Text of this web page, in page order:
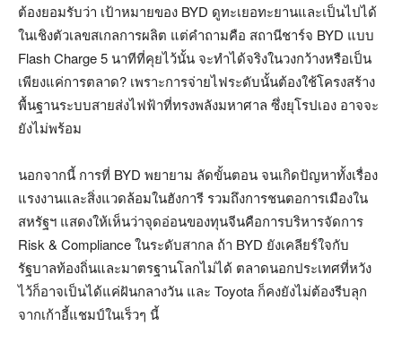
ต้องยอมรับว่า เป้าหมายของ BYD ดูทะเยอทะยานและเป็นไปได้
ในเชิงตัวเลขสเกลการผลิต แต่คำถามคือ สถานีชาร์จ BYD แบบ
Flash Charge 5 นาทีที่คุยไว้นั้น จะทำได้จริงในวงกว้างหรือเป็น
เพียงแค่การตลาด? เพราะการจ่ายไฟระดับนั้นต้องใช้โครงสร้าง
พื้นฐานระบบสายส่งไฟฟ้าที่ทรงพลังมหาศาล ซึ่งยุโรปเอง อาจจะ
ยังไม่พร้อม
นอกจากนี้ การที่ BYD พยายาม ลัดขั้นตอน จนเกิดปัญหาทั้งเรื่อง
แรงงานและสิ่งแวดล้อมในฮังการี รวมถึงการชนตอการเมืองใน
สหรัฐฯ แสดงให้เห็นว่าจุดอ่อนของทุนจีนคือการบริหารจัดการ
Risk & Compliance ในระดับสากล ถ้า BYD ยังเคลียร์ใจกับ
รัฐบาลท้องถิ่นและมาตรฐานโลกไม่ได้ ตลาดนอกประเทศที่หวัง
ไว้ก็อาจเป็นได้แค่ฝันกลางวัน และ Toyota ก็คงยังไม่ต้องรีบลุก
จากเก้าอี้แชมป์ในเร็วๆ นี้